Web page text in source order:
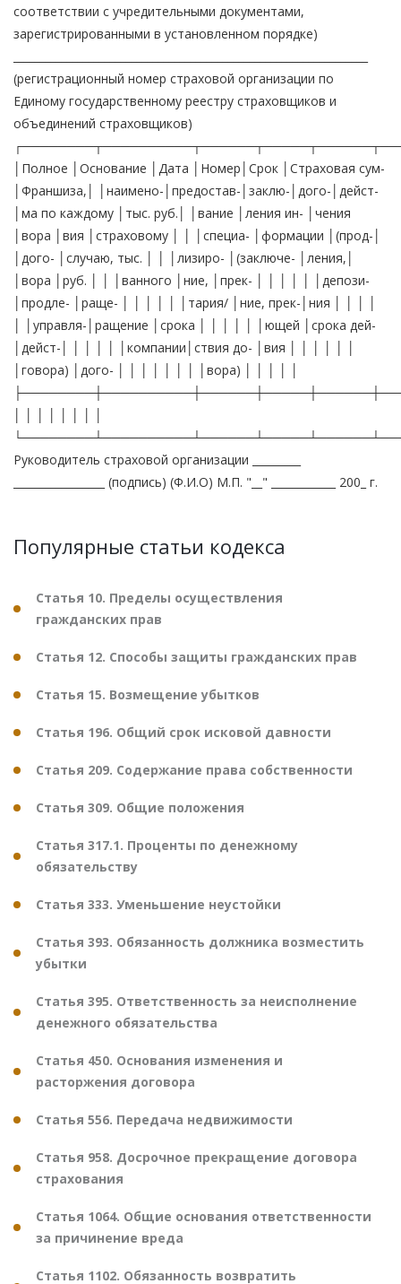
соответствии с учредительными документами,
зарегистрированными в установленном порядке)
(регистрационный номер страховой организации по
Единому государственному реестру страховщиков и
объединений страховщиков)
│Полное │Основание │Дата │Номер│Срок │Страховая сум-
│Франшиза,│ │наимено-│предостав-│заклю-│дого-│дейст-
│ма по каждому │тыс. руб.│ │вание │ления ин- │чения
│вора │вия │страховому │ │ │специа- │формации │(прод-│
│дого- │случаю, тыс. │ │ │лизиро- │(заключе- │ления,│
│вора │руб. │ │ │ванного │ние, │прек- │ │ │ │ │ │депози-
│продле- │раще- │ │ │ │ │ │тария/ │ние, прек-│ния │ │ │ │
│ │управля-│ращение │срока │ │ │ │ │ │ющей │срока дей-
│дейст-│ │ │ │ │ │компании│ствия до- │вия │ │ │ │ │ │
│говора) │дого- │ │ │ │ │ │ │ │вора) │ │ │ │ │
Руководитель страховой организации _________
_________________ (подпись) (Ф.И.О) М.П. "__" ____________ 200_ г.
Популярные статьи кодекса
Статья 10. Пределы осуществления
гражданских прав
Статья 12. Способы защиты гражданских прав
Статья 15. Возмещение убытков
Статья 196. Общий срок исковой давности
Статья 209. Содержание права собственности
Статья 309. Общие положения
Статья 317.1. Проценты по денежному
обязательству
Статья 333. Уменьшение неустойки
Статья 393. Обязанность должника возместить
убытки
Статья 395. Ответственность за неисполнение
денежного обязательства
Статья 450. Основания изменения и
расторжения договора
Статья 556. Передача недвижимости
Статья 958. Досрочное прекращение договора
страхования
Статья 1064. Общие основания ответственности
за причинение вреда
Статья 1102. Обязанность возвратить